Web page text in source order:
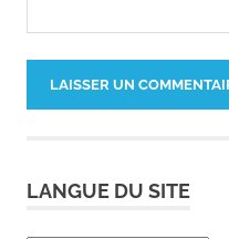
LANGUE DU SITE